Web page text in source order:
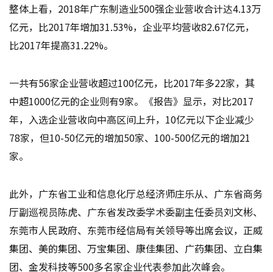
整体上看，2018年广东制造业500强企业营收合计达4.13万
亿元，比2017年增加31.53%，企业平均营收82.67亿元，
比2017年提高31.22%。
一共有56家企业营收超过100亿元，比2017年多22家，其
中超1000亿元的企业则有9家。《报告》显示，对比2017
年，入选企业营收向中高区间上升，10亿元以下企业减少
78家，但10-50亿元的增加50家、100-500亿元的增加21
家。
此外，广东省工业和信息化厅总经济师庄乐从、广东省商务
厅副巡视员陈虎、广东省发改委学术委副主任委员刘文彬、
东莞市人民政府、东莞市经信局有关领导等出席会议，正威
集团、美的集团、万宝集团、康佳集团、广药集团、立白集
团、金发科技等500多名家企业代表参加此次峰会。